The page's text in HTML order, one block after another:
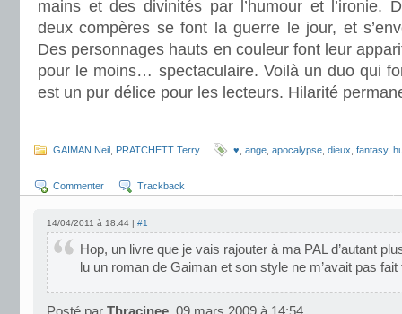
mains et des divinités par l’humour et l’ironie.
deux compères se font la guerre le jour, et
Des personnages hauts en couleur font leur
pour le moins… spectaculaire. Voilà un duo qui
est un pur délice pour les lecteurs. Hilarité
GAIMAN Neil PRATCHETT Terry ♥ ange apocalypse dieux fantasy,
Commenter Trackback
14/04/2011 à 18:44 | #1
Hop, un livre que je vais rajouter à ma PAL d’autant
lu un roman de Gaiman et son style ne m’avait pas fait